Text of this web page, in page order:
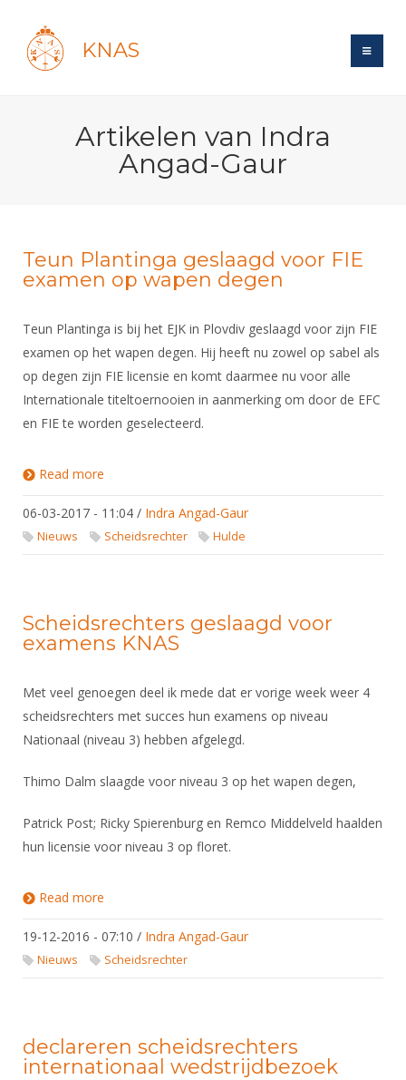
KNAS
Polls
Forums
Evenement
Handleiding
Historie
Tarieven
Ledencijfers
Sponsors en Partners
Organisatie
Ereleden
Leden van Verdiensten
Bondsbureau
Medewerkers
Samenwerking
Alle Verenigingen
Nieuws
Oprichting Vereniging
Overschrijven leden
Introductie
Recreatiesport
Lichtzwaardschermen
Wedstrijdsport
Ranglijsten
Inschrijven
Reglementen
Materiaal
Wedstrijdkalender
NK's
JPT
JEC
Nieuws
Aanvragen van scheidsrechters
Scheidsrechterslijst
NK organiseren
Wat is topsport
NK's
Oranje
DBT
SBT
Talentontwikkeling
Atletencommissie
Internationale aanmeldingen
Informatie
Spreekbeurtpakket
Ouders en vereniging
Jeugdkampen
Brassardsysteem
Voor coaches en leraren
Nieuws
Nationale opleidingen
Opleidingen
Leraar
Voor scheidsrechters
Opleidingen
Archief
Infotheek
Bibliotheek
Touché
Forums
Schermforum
Zoek Vereniging
Contact
NK organiseren
Artikelen van Indra
Angad-Gaur
Teun Plantinga geslaagd voor FIE
examen op wapen degen
Teun Plantinga is bij het EJK in Plovdiv geslaagd voor zijn FIE
examen op het wapen degen. Hij heeft nu zowel op sabel als
op degen zijn FIE licensie en komt daarmee nu voor alle
Internationale titeltoernooien in aanmerking om door de EFC
en FIE te worden geselecteerd.
Read more
06-03-2017 - 11:04 / Indra Angad-Gaur
Nieuws Scheidsrechter Hulde
Scheidsrechters geslaagd voor
examens KNAS
Met veel genoegen deel ik mede dat er vorige week weer 4
scheidsrechters met succes hun examens op niveau
Nationaal (niveau 3) hebben afgelegd.
Thimo Dalm slaagde voor niveau 3 op het wapen degen,
Patrick Post; Ricky Spierenburg en Remco Middelveld haalden
hun licensie voor niveau 3 op floret.
Read more
19-12-2016 - 07:10 / Indra Angad-Gaur
Nieuws Scheidsrechter
declareren scheidsrechters
internationaal wedstrijdbezoek